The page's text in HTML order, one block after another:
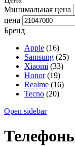
Минимальная цена
цена
Бренд
Apple (16)
Samsung (25)
Xiaomi (33)
Honor (19)
Realme (16)
Tecno (20)
Open sidebar